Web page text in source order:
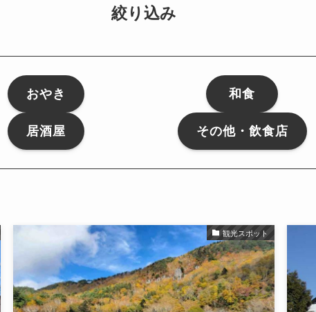
絞り込み
おやき 和食
居酒屋 その他・飲食店
観光スポット